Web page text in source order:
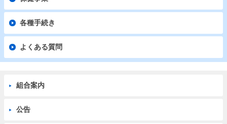
各種手続き
よくある質問
組合案内
公告